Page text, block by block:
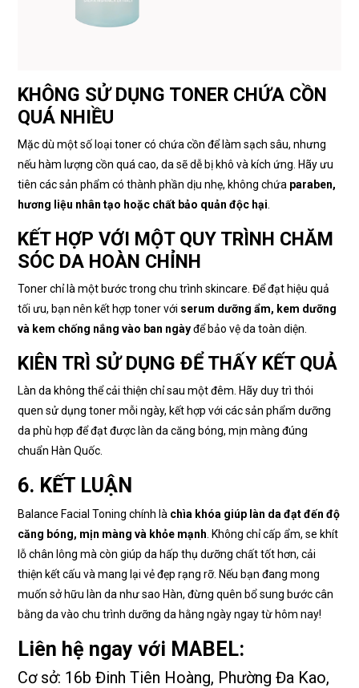
KHÔNG SỬ DỤNG TONER CHỨA CỒN
QUÁ NHIỀU
Mặc dù một số loại toner có chứa cồn để làm sạch sâu, nhưng
nếu hàm lượng cồn quá cao, da sẽ dễ bị khô và kích ứng. Hãy ưu
tiên các sản phẩm có thành phần dịu nhẹ, không chứa paraben,
hương liệu nhân tạo hoặc chất bảo quản độc hại.
KẾT HỢP VỚI MỘT QUY TRÌNH CHĂM
SÓC DA HOÀN CHỈNH
Toner chỉ là một bước trong chu trình skincare. Để đạt hiệu quả
tối ưu, bạn nên kết hợp toner với serum dưỡng ẩm, kem dưỡng
và kem chống nắng vào ban ngàyđể bảo vệ da toàn diện.
KIÊN TRÌ SỬ DỤNG ĐỂ THẤY KẾT QUẢ
Làn da không thể cải thiện chỉ sau một đêm. Hãy duy trì thói
quen sử dụng toner mỗi ngày, kết hợp với các sản phẩm dưỡng
da phù hợp để đạt được làn da căng bóng, mịn màng đúng
chuẩn Hàn Quốc.
6. KẾT LUẬN
Balance Facial Toning chính là chìa khóa giúp làn da đạt đến độ
căng bóng, mịn màng và khỏe mạnh. Không chỉ cấp ẩm, se khít
lỗ chân lông mà còn giúp da hấp thụ dưỡng chất tốt hơn, cải
thiện kết cấu và mang lại vẻ đẹp rạng rỡ. Nếu bạn đang mong
muốn sở hữu làn da như sao Hàn, đừng quên bổ sung bước cân
bằng da vào chu trình dưỡng da hằng ngày ngay từ hôm nay!
Liên hệ ngay với MABEL:
Cơ sở: 16b Đinh Tiên Hoàng, Phường Đa Kao,